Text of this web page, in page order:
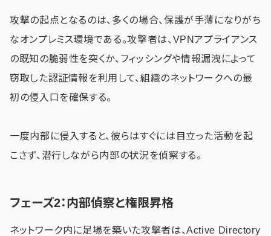
攻撃の起点となるのは、多くの場合、保護が手薄になりがち
なオンプレミス環境である。攻撃者は、VPNアプライアンス
の既知の脆弱性を突くか、フィッシングや情報漏洩によって
窃取した認証情報を利用して、組織のネットワークへの最
初の侵入口を確保する。
一度内部に侵入すると、彼らはすぐには目立った活動を起
こさず、潜行しながら内部の状況を偵察する。
フェーズ2：内部偵察と権限昇格
ネットワーク内に足場を築いた攻撃者は、Active Directory